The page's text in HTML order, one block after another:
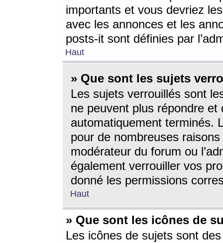
importants et vous devriez
avec les annonces et les
posts-it sont définies par
Haut
» Que sont les sujets
Les sujets verrouillés sont
ne peuvent plus répondre
automatiquement terminés.
pour de nombreuses
modérateur du forum ou
également verrouiller vos
donné les permissions
Haut
» Que sont les icônes de
Les icônes de sujets sont